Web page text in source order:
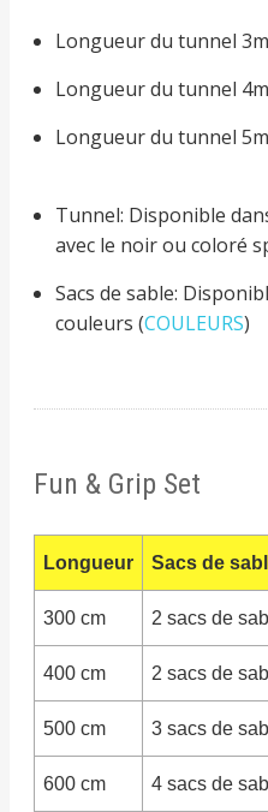
Longueur du tunnel
Longueur du tunnel
Longueur du tunnel
Tunnel: Disponible
avec le noir ou coloré
Sacs de sable:
couleurs (COULEURS)
Fun & Grip Set
Longueur Sacs de
300 cm 2 sacs de
400 cm 2 sacs de
500 cm 3 sacs de
600 cm 4 sacs de